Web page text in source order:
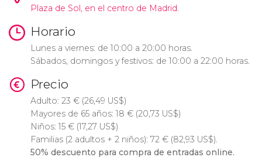
Plaza de Sol, en el centro de Madrid.
Horario
Lunes a viernes: de 10:00 a 20:00 horas.
Sábados, domingos y festivos: de 10:00 a 22:00 horas.
Precio
Adulto: 23 €(26,49 US$)
Mayores de 65 años: 18 €(20,73 US$)
Niños: 15 €(17,27 US$)
Familias (2 adultos + 2 niños): 72 €(82,93 US$).
50% descuento para compra de entradas online.